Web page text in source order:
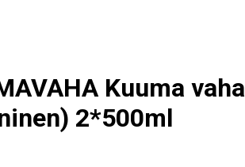
Kuuma vaha
2*500ml